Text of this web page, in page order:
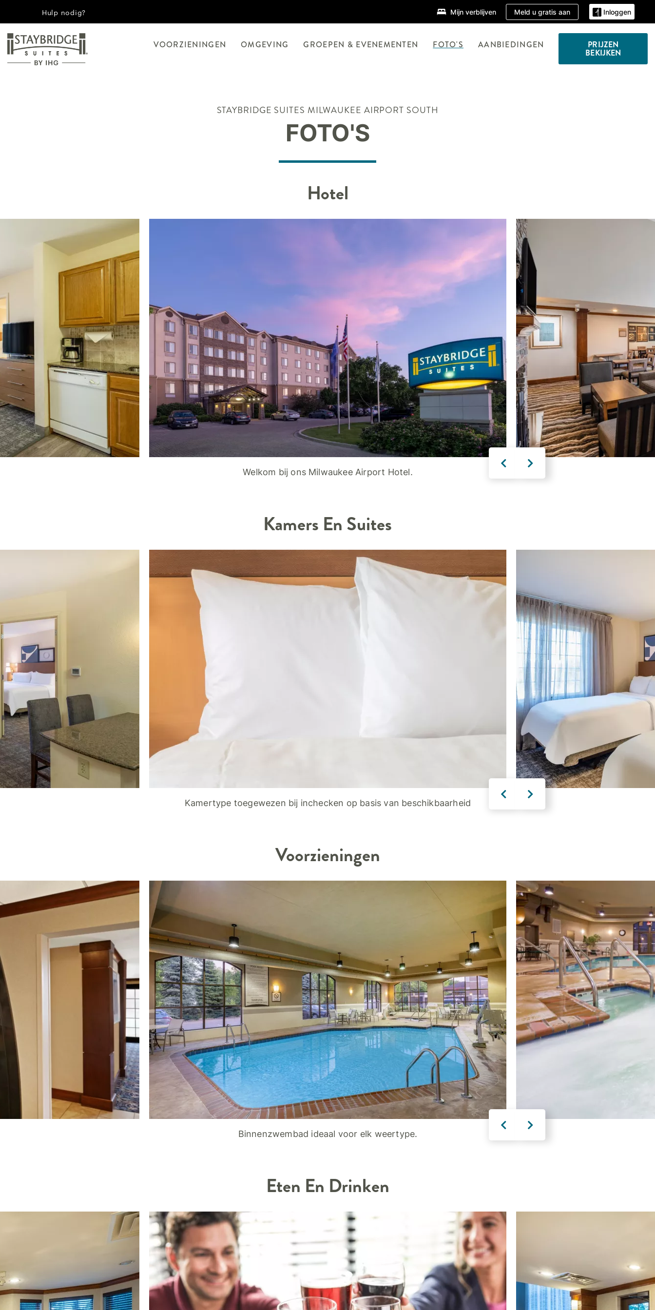
Hulp nodig? Mijn verblijven Meld u gratis aan Inloggen
VOORZIENINGEN OMGEVING GROEPEN & EVENEMENTEN FOTO'S AANBIEDINGEN PRIJZEN
BEKIJKEN
STAYBRIDGE SUITES MILWAUKEE AIRPORT SOUTH
FOTO'S
Hotel
Welkom bij ons Milwaukee Airport Hotel.
Kamers En Suites
Kamertype toegewezen bij inchecken op basis van beschikbaarheid
Voorzieningen
Binnenzwembad ideaal voor elk weertype.
Eten En Drinken